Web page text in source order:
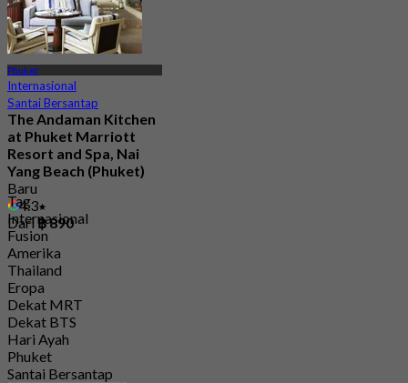
Phuket
Internasional
Santai Bersantap
The Andaman Kitchen
at Phuket Marriott
Resort and Spa, Nai
Yang Beach (Phuket)
Baru
4.3
Dari฿ 890
Tag
Internasional
Fusion
Amerika
Thailand
Eropa
Dekat MRT
Dekat BTS
Hari Ayah
Phuket
Santai Bersantap